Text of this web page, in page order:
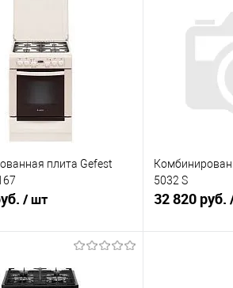
плита Gefest
/ шт
5032 S
32 820 руб.